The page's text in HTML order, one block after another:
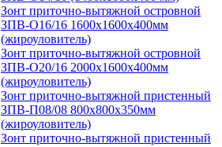
Зонт приточно-вытяжной островной
ЗПВ-О16/16 1600х1600х400мм
(жироуловитель)
Зонт приточно-вытяжной островной
ЗПВ-О20/16 2000х1600х400мм
(жироуловитель)
Зонт приточно-вытяжной пристенный
ЗПВ-П08/08 800х800х350мм
(жироуловитель)
Зонт приточно-вытяжной пристенный